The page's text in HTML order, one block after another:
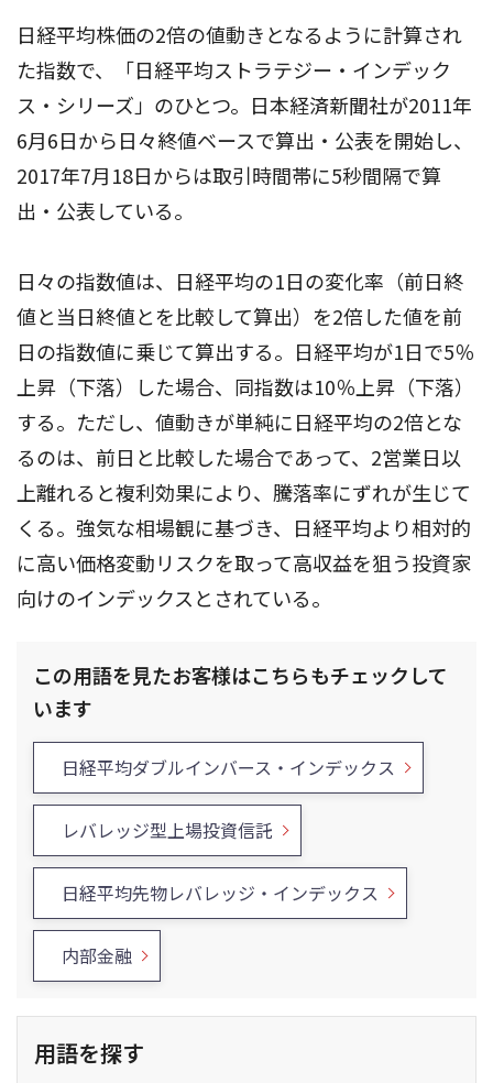
日経平均株価の2倍の値動きとなるように計算され
た指数で、「日経平均ストラテジー・インデック
ス・シリーズ」のひとつ。日本経済新聞社が2011年
6月6日から日々終値ベースで算出・公表を開始し、
2017年7月18日からは取引時間帯に5秒間隔で算
出・公表している。
日々の指数値は、日経平均の1日の変化率（前日終
値と当日終値とを比較して算出）を2倍した値を前
日の指数値に乗じて算出する。日経平均が1日で5％
上昇（下落）した場合、同指数は10％上昇（下落）
する。ただし、値動きが単純に日経平均の2倍とな
るのは、前日と比較した場合であって、2営業日以
上離れると複利効果により、騰落率にずれが生じて
くる。強気な相場観に基づき、日経平均より相対的
に高い価格変動リスクを取って高収益を狙う投資家
向けのインデックスとされている。
この用語を見たお客様はこちらもチェックして
います
日経平均ダブルインバース・インデックス
レバレッジ型上場投資信託
日経平均先物レバレッジ・インデックス
内部金融
用語を探す